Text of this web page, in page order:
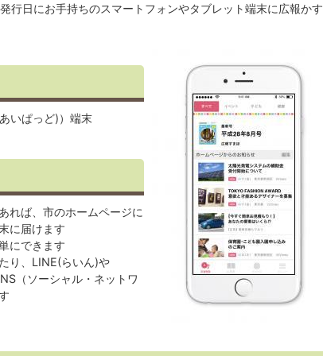
行日にお手持ちのスマートフォンやタブレット端末に広報かす
いぱっど)）端末
れば、市のホームページに
に届けます
にできます
り、LINE(らいん)や
（ソーシャル・ネットワ